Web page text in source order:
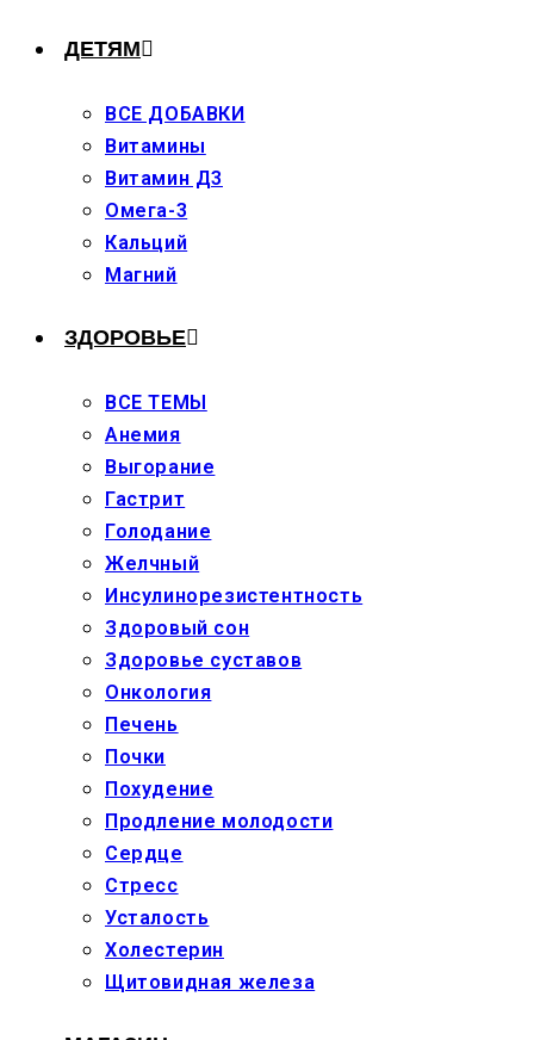
ДЕТЯМ
ВСЕ ДОБАВКИ
Витамины
Витамин Д3
Омега-3
Кальций
Магний
ЗДОРОВЬЕ
ВСЕ ТЕМЫ
Анемия
Выгорание
Гастрит
Голодание
Желчный
Инсулинорезистентность
Здоровый сон
Здоровье суставов
Онкология
Печень
Почки
Похудение
Продление молодости
Сердце
Стресс
Усталость
Холестерин
Щитовидная железа